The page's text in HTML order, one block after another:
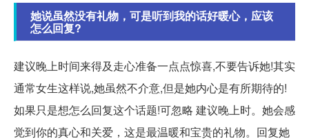
她说虽然没有礼物，可是听到我的话好暖心，应该
怎么回复?
建议晚上时间来得及走心准备一点点惊喜,不要告诉她!其实
通常女生这样说,她虽然不介意,但是她内心是有所期待的!
如果只是想怎么回复这个话题!可忽略 建议晚上时。她会感
觉到你的真心和关爱，这是最温暖和宝贵的礼物。回复她